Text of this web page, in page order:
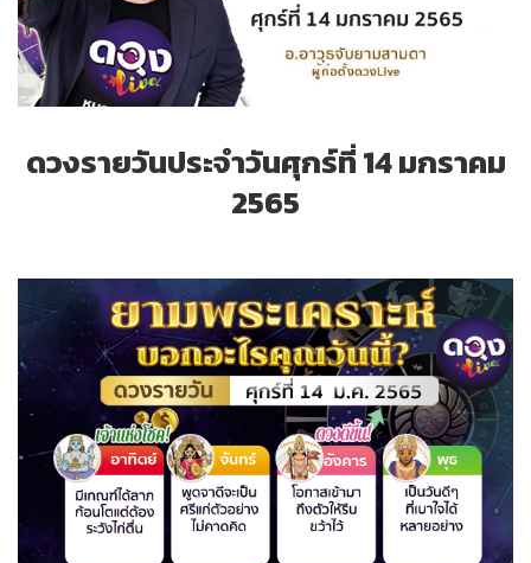
ดวงรายวันประจำวันศุกร์ที่ 14 มกราคม
2565